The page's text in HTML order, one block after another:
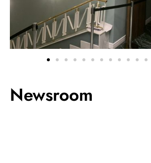
Newsroom